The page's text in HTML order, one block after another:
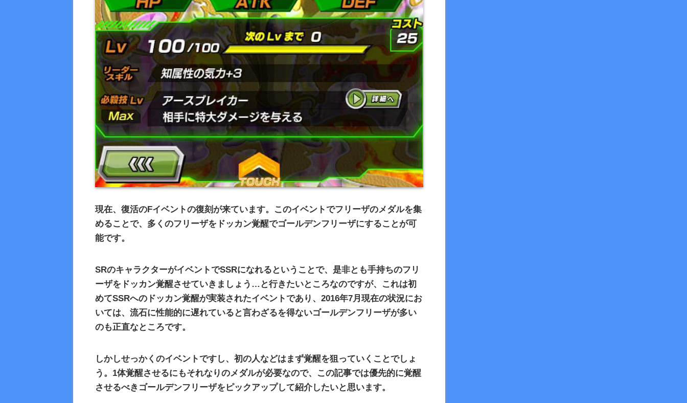
現在、復活のFイベントの復刻が来ています。このイベントでフリーザのメダルを集
めることで、多くのフリーザをドッカン覚醒でゴールデンフリーザにすることが可
能です。
SRのキャラクターがイベントでSSRになれるということで、是非とも手持ちのフリ
ーザをドッカン覚醒させていきましょう…と行きたいところなのですが、これは初
めてSSRへのドッカン覚醒が実装されたイベントであり、2016年7月現在の状況にお
いては、流石に性能的に遅れていると言わざるを得ないゴールデンフリーザが多い
のも正直なところです。
しかしせっかくのイベントですし、初の人などはまず覚醒を狙っていくことでしょ
う。1体覚醒させるにもそれなりのメダルが必要なので、この記事では優先的に覚醒
させるべきゴールデンフリーザをピックアップして紹介したいと思います。